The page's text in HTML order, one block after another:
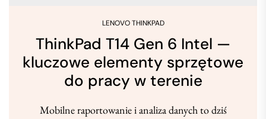
LENOVO THINKPAD
ThinkPad T14 Gen 6 Intel —
kluczowe elementy sprzętowe
do pracy w terenie
Mobilne raportowanie i analiza danych to dziś